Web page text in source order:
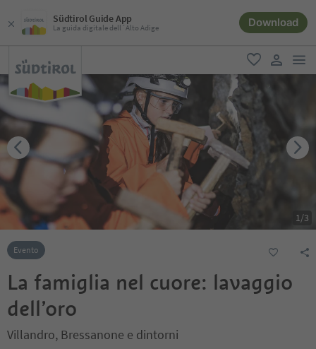
Südtirol Guide App
La guida digitale dell´Alto Adige Download
favoriti
user link
1/3
Evento
La famiglia nel cuore: lavaggio
dell’oro
Villandro, Bressanone e dintorni